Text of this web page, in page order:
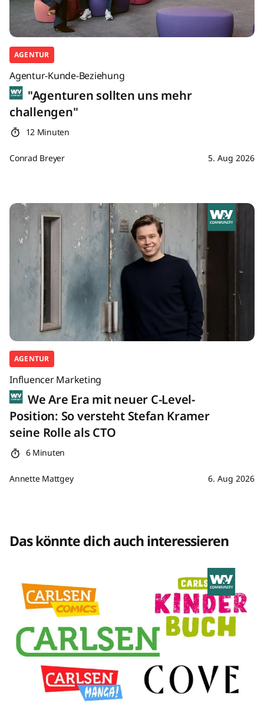
AGENTUR
Agentur-Kunde-Beziehung
"Agenturen sollten uns mehr
challengen"
12 Minuten
Conrad Breyer 5. Aug 2026
AGENTUR
Influencer Marketing
We Are Era mit neuer C-Level-
Position: So versteht Stefan Kramer
seine Rolle als CTO
6 Minuten
Annette Mattgey 6. Aug 2026
Das könnte dich auch interessieren